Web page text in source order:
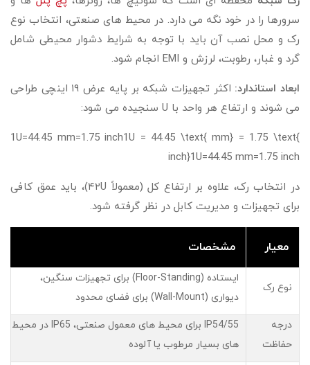
سرورها را در خود نگه می دارد. در محیط های صنعتی، انتخاب نوع
رک و محل نصب آن باید با توجه به شرایط دشوار محیطی شامل
گرد و غبار، رطوبت، لرزش و EMI انجام شود.
ابعاد استاندارد:
اکثر تجهیزات شبکه بر پایه عرض ۱۹ اینچی طراحی
می شوند و ارتفاع هر واحد با U سنجیده می شود:
1U=44.45 mm=1.75 inch1U = 44.45 \text{ mm} = 1.75 \text{
inch}1U=44.45 mm=1.75 inch
در انتخاب رک، علاوه بر ارتفاع کل (معمولاً ۴۲U)، باید عمق کافی
برای تجهیزات و مدیریت کابل در نظر گرفته شود.
معیار مشخصات
نوع رک
ایستاده (Floor-Standing) برای تجهیزات سنگین،
دیواری (Wall-Mount) برای فضای محدود
درجه
حفاظت
IP54/55 برای محیط های معمول صنعتی، IP65 در محیط
های بسیار مرطوب یا آلوده